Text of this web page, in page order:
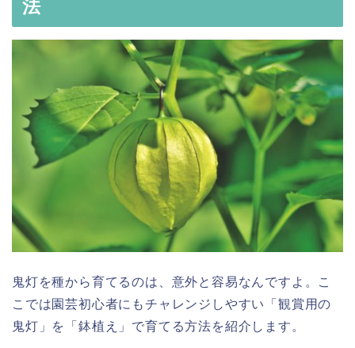
法
鬼灯を種から育てるのは、意外と容易なんですよ。こ
こでは園芸初心者にもチャレンジしやすい「観賞用の
鬼灯」を「鉢植え」で育てる方法を紹介します。